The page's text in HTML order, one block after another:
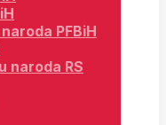
PFBiH
naroda RS